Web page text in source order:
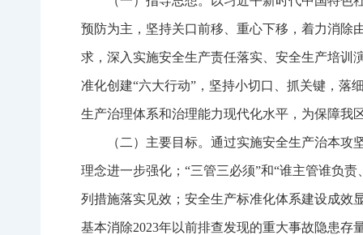
预防为主，坚持关口前移、重心下移，着力消除
求，深入实施安全生产责任落实、安全生产培训
准化创建“六大行动” ，坚持小切口、抓关键，落
生产治理体系和治理能力现代化水平，为保障我
（二）主要目标。 通过实施安全生产治本攻
理念进一步强化； “三管三必须”和“谁主管谁负责
列措施落实见效；安全生产标准化体系建设成效
基本消除2023年以前排查发现的重大事故隐患存